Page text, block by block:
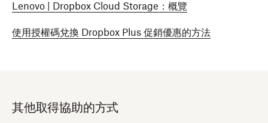
Lenovo | Dropbox Cloud Storage：概覽
使用授權碼兌換 Dropbox Plus 促銷優惠的方法
其他取得協助的方式